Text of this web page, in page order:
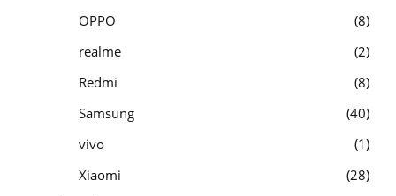
OPPO
8
realme
2
Redmi
8
Samsung
40
vivo
1
Xiaomi
28